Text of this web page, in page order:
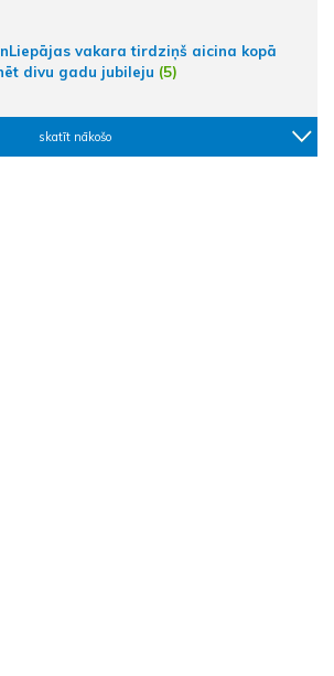
vakara tirdziņš aicina kopā
divu gadu jubileju (5)
skatīt nākošo